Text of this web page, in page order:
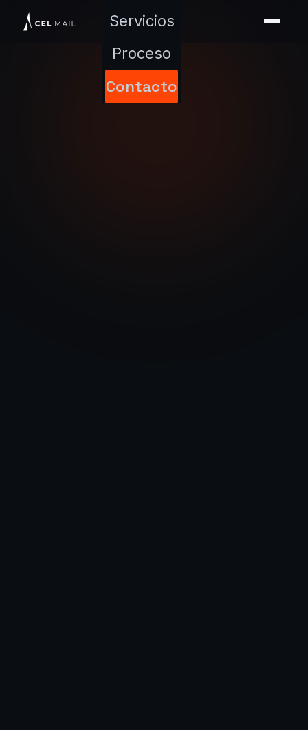
Servicios
Proceso
Contacto